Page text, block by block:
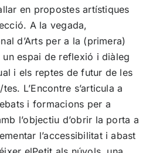
en propostes artístiques
A la vegada,
d’Arts per a la (primera)
espai de reflexió i diàleg
i els reptes de futur de les
L’Encontre s’articula a
i formacions per a
l’objectiu d’obrir la porta a
l’accessibilitat i abast